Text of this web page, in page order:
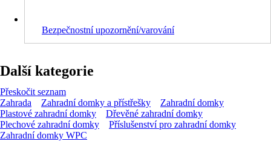
Bezpečnostní upozornění/varování
Další kategorie
Přeskočit seznam
Zahrada
Zahradní domky a přístřešky
Zahradní domky
Plastové zahradní domky
Dřevěné zahradní domky
Plechové zahradní domky
Příslušenství pro zahradní domky
Zahradní domky WPC